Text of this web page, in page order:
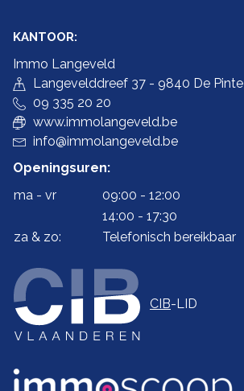
KANTOOR:
Immo Langeveld
Langevelddreef 37 - 9840 De Pinte
09 335 20 20
www.immolangeveld.be
info@immolangeveld.be
Openingsuren:
ma - vr
09:00 - 12:00
14:00 - 17:30
za & zo:
Telefonisch bereikbaar
CIB-LID